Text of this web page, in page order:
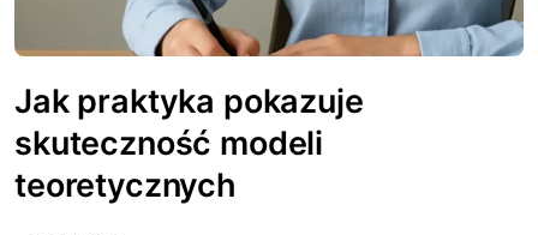
Jak praktyka pokazuje
skuteczność modeli
teoretycznych